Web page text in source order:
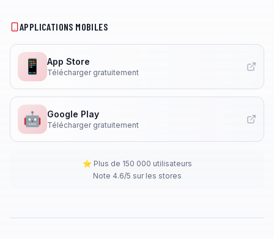
APPLICATIONS MOBILES
📱 App Store
Télécharger gratuitement
🤖 Google Play
Télécharger gratuitement
⭐ Plus de 150 000 utilisateurs
Note 4.6/5 sur les stores